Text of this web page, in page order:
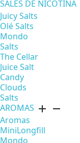
SALES DE NICOTINA
Juicy Salts
Olé Salts
Mondo
Salts
The Cellar
Juice Salt
Candy
Clouds
Salts
AROMAS add remove
Aromas
MiniLongfill
Mondo